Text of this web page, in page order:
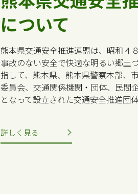
について
熊本県交通安全推進連盟は、昭和４
事故のない安全で快適な明るい郷土
指して、熊本県、熊本県警察本部、
委員会、交通関係機関・団体、民間
となって設立された交通安全推進団体
詳しく見る